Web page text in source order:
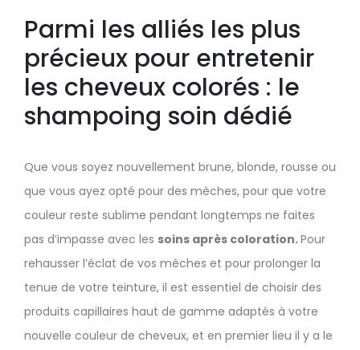
Parmi les alliés les plus
précieux pour entretenir
les cheveux colorés : le
shampoing soin dédié
Que vous soyez nouvellement brune, blonde, rousse ou
que vous ayez opté pour des mèches, pour que votre
couleur reste sublime pendant longtemps ne faites
pas d’impasse avec les soins après coloration.Pour
rehausser l’éclat de vos mèches et pour prolonger la
tenue de votre teinture, il est essentiel de choisir des
produits capillaires haut de gamme adaptés à votre
nouvelle couleur de cheveux, et en premier lieu il y a le